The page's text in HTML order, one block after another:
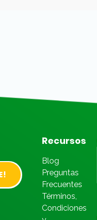
Recursos
Blog
Preguntas
Frecuentes
Términos,
Condiciones